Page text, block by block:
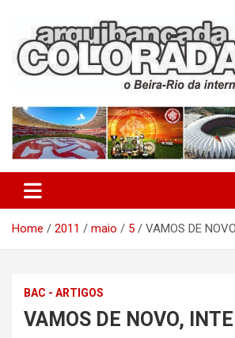
content
Arquibancada
Home 2011 maio 5 VAMOS DE
BAC - ARTIGOS
VAMOS DE NOVO,